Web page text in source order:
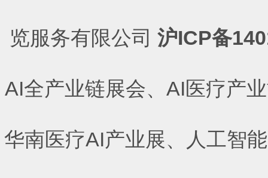
览服务有限公司 沪ICP备
AI全产业链展会、 AI医疗产
华南医疗AI产业展、 人工智